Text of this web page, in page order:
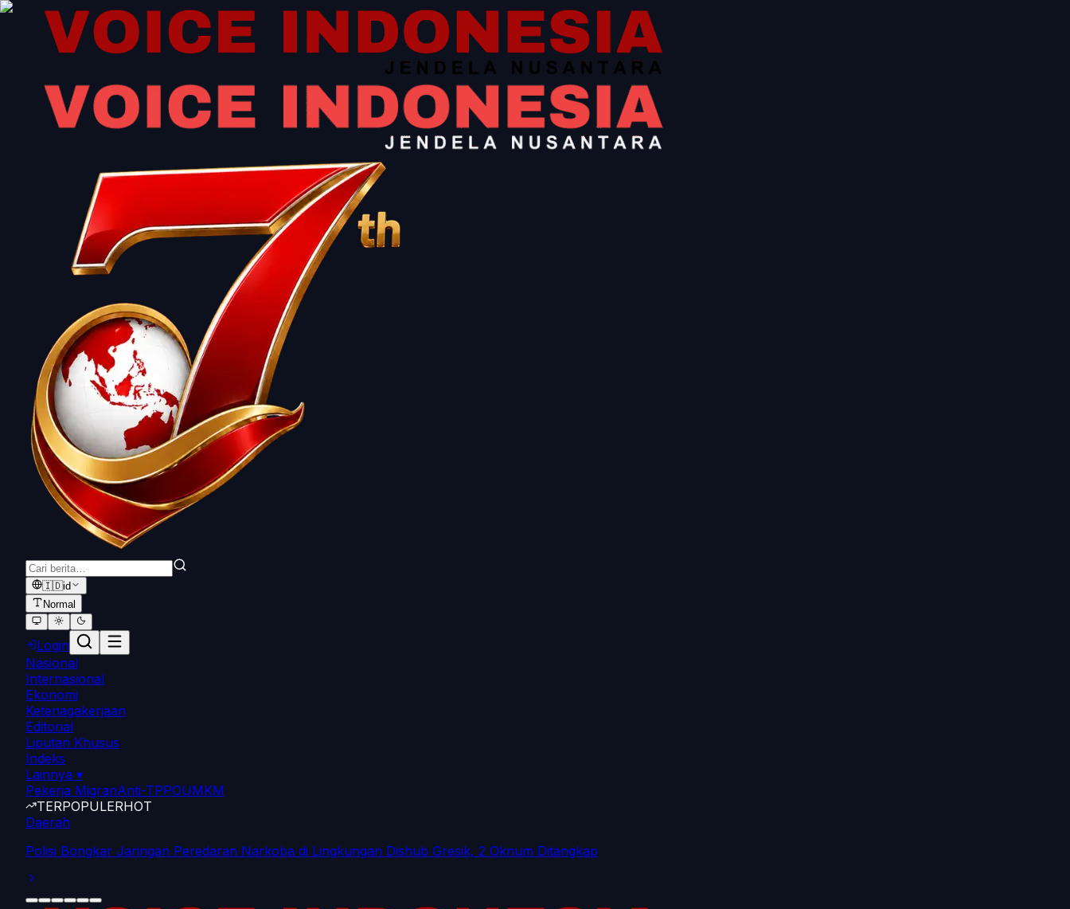
🇮🇩id
Normal
Login
Nasional
Internasional
Ekonomi
Ketenagakerjaan
Editorial
Liputan Khusus
Indeks
Lainnya ▾
Pekerja MigranAnti-TPPOUMKM
TERPOPULERHOT
News
79 Pemda Tak Sanggup Bayar Gaji PPPK